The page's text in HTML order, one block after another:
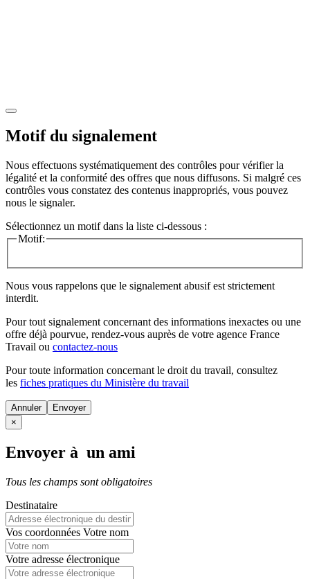
Motif du signalement
Nous effectuons systématiquement des contrôles pour vérifier la
légalité et la conformité des offres que nous diffusons. Si malgré ces
contrôles vous constatez des contenus inappropriés, vous pouvez
nous le signaler.
Sélectionnez un motif dans la liste ci-dessous :
Motif:
Nous vous rappelons que le signalement abusif est strictement
interdit.
Pour tout signalement concernant des informations inexactes ou une
offre déjà pourvue, rendez-vous auprès de votre agence France
Travail ou contactez-nous
Pour toute information concernant le droit du travail, consultez
les fiches pratiques du Ministère du travail
Annuler
×
Envoyer à un ami
Tous les champs sont obligatoires
Destinataire
Vos coordonnées Votre nom
Votre adresse électronique